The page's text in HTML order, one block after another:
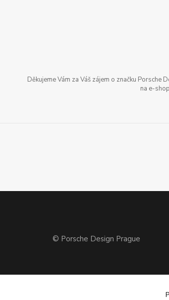
Děkujeme Vám za Váš zájem o značku Porsche
na e-
© Porsche Design Prague